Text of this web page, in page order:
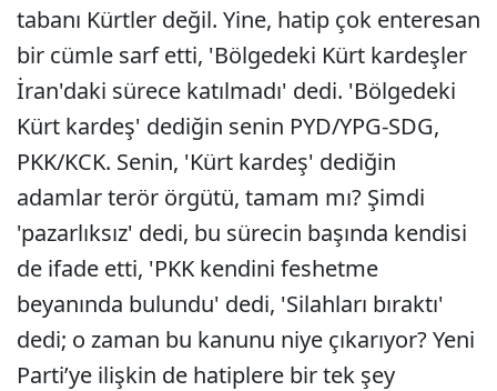
tabanı Kürtler değil. Yine, hatip çok enteresan
bir cümle sarf etti, 'Bölgedeki Kürt kardeşler
İran'daki sürece katılmadı' dedi. 'Bölgedeki
Kürt kardeş' dediğin senin PYD/YPG-SDG,
PKK/KCK. Senin, 'Kürt kardeş' dediğin
adamlar terör örgütü, tamam mı? Şimdi
'pazarlıksız' dedi, bu sürecin başında kendisi
de ifade etti, 'PKK kendini feshetme
beyanında bulundu' dedi, 'Silahları bıraktı'
dedi; o zaman bu kanunu niye çıkarıyor? Yeni
Parti’ye ilişkin de hatiplere bir tek şey